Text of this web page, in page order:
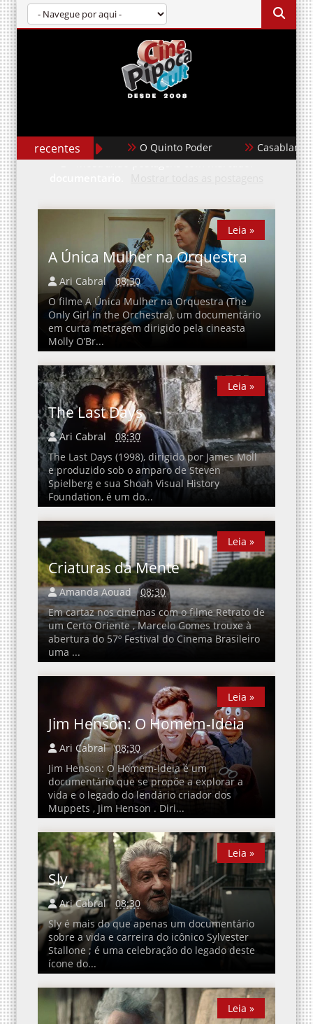
recentes Casablanca Um Filme
Mostrando postagens com marcador
A Única Mulher na Orquestra
Ari Cabral
08:30
O filme A Única Mulher na Orquestra (The
Only Girl in the Orchestra), um documentário
em curta metragem dirigido pela cineasta
Molly O’Br...
Leia »
Leia »
The Last Days
Ari Cabral
08:30
The Last Days (1998), dirigido por James Moll
e produzido sob o amparo de Steven
Spielberg e sua Shoah Visual History
Foundation, é um do...
Leia »
Leia »
Criaturas da Mente
Amanda Aouad
08:30
Em cartaz nos cinemas com o filme Retrato de
um Certo Oriente , Marcelo Gomes trouxe à
abertura do 57º Festival do Cinema Brasileiro
uma ...
Leia »
Leia »
Jim Henson: O Homem-Ideia
Ari Cabral
08:30
Jim Henson: O Homem-Ideia é um
documentário que se propõe a explorar a
vida e o legado do lendário criador dos
Muppets , Jim Henson . Diri...
Leia »
Leia »
Sly
Ari Cabral
08:30
Sly é mais do que apenas um documentário
sobre a vida e carreira do icônico Sylvester
Stallone ; é uma celebração do legado deste
ícone do...
Leia »
Leia »
Leia »
Leia »